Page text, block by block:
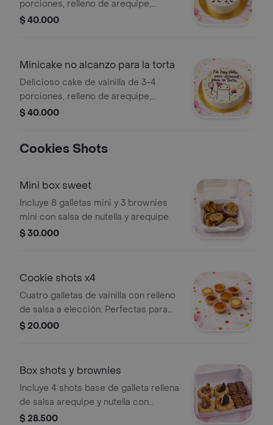
porciones, relleno de arequipe,
decorado en buttercream,empaque
$ 40.000
Minicake no alcanzo para la torta
Delicioso cake de vainilla de 3-4
porciones, relleno de arequipe,
decorado en buttercream,empaque
$ 40.000
Cookies Shots
Mini box sweet
Incluye 8 galletas mini y 3 brownies
mini con salsa de nutella y arequipe.
$ 30.000
Cookie shots x4
Cuatro galletas de vainilla con relleno
de salsa a elección. Perfectas para
compartir.
$ 20.000
Box shots y brownies
Incluye 4 shots base de galleta rellena
de salsa arequipe y nutella con
topping de oreo y barquillos, 4 mini
$ 28.500